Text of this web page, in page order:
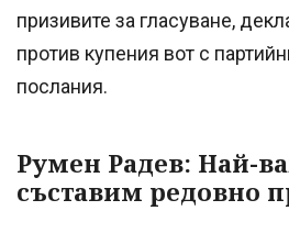
призивите за гласуване,
против купения вот с
послания.
Румен Радев: Най-
съставим редовно